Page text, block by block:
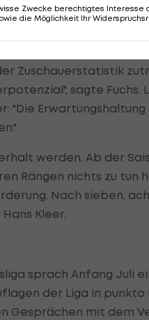
eine Aufwertung der
Zuschauerstatistik
sagte Fuchs.
Erwartungshaltung
werden. Ab der
Rängen nichts zu tun
Nach sieben,
Kleer.
sprach Anfang Juli
der Liga in
Gesprächen mit dem
Zwecke berechtigtes Interesse
die Möglichkeit Ihr